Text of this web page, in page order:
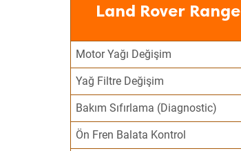
Land Rover
Motor Yağı Değişim
Yağ Filtre Değişim
Bakım Sıfırlama (Diagnostic)
Ön Fren Balata Kontrol